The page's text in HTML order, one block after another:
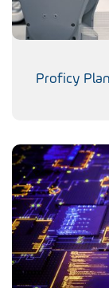
Proficy